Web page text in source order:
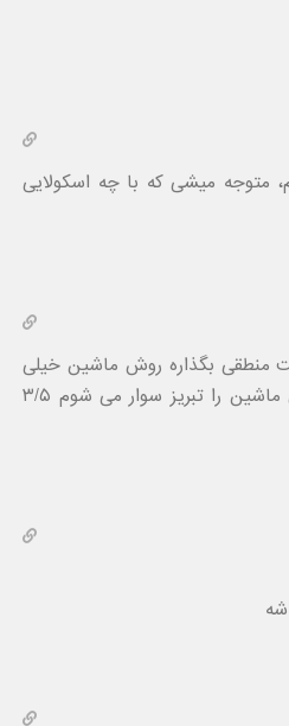
متوجه میشی که با چه اسکولایی
منطقی بگذاره روش ماشین خیلی
خوبی هست بنده ۲۰۱۹ همین ماشین را تبریز سوار می شوم ۳/۵